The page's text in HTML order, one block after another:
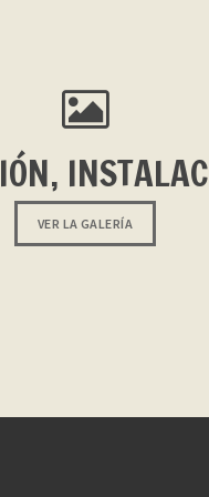
VER LA GALERÍA